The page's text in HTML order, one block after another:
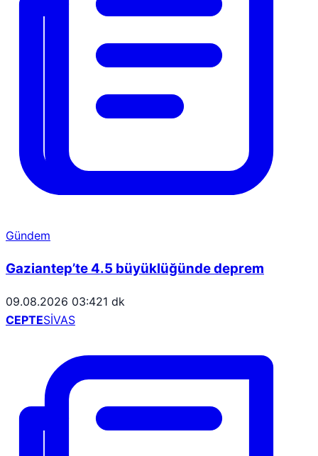
Gündem
Gaziantep’te 4.5 büyüklüğünde deprem
09.08.2026 03:421 dk
CEPTESİVAS